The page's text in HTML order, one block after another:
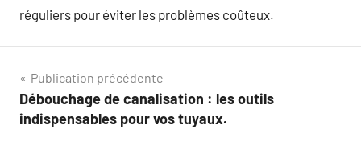
réguliers pour éviter les problèmes coûteux.
Navigation
de
Publication précédente
Débouchage de canalisation : les outils
indispensables pour vos tuyaux.